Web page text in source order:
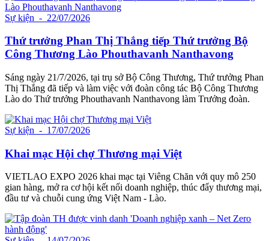
Sự kiện - 22/07/2026
Thứ trưởng Phan Thị Thắng tiếp Thứ trưởng Bộ
Công Thương Lào Phouthavanh Nanthavong
Sáng ngày 21/7/2026, tại trụ sở Bộ Công Thương, Thứ trưởng Phan
Thị Thắng đã tiếp và làm việc với đoàn công tác Bộ Công Thương
Lào do Thứ trưởng Phouthavanh Nanthavong làm Trưởng đoàn.
Sự kiện - 17/07/2026
Khai mạc Hội chợ Thương mại Việt
VIETLAO EXPO 2026 khai mạc tại Viêng Chăn với quy mô 250
gian hàng, mở ra cơ hội kết nối doanh nghiệp, thúc đẩy thương mại,
đầu tư và chuỗi cung ứng Việt Nam - Lào.